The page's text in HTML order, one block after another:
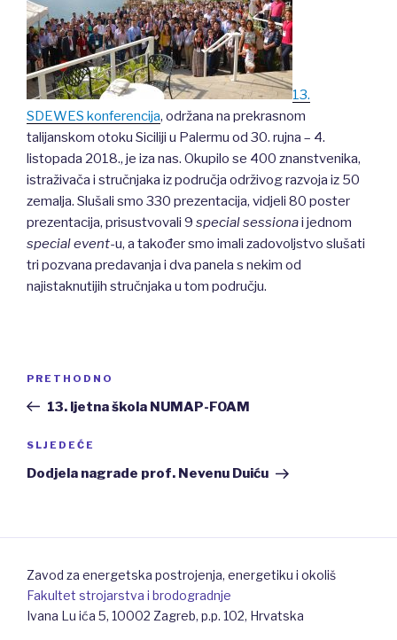
13.
SDEWES konferencija, održana na prekrasnom
talijanskom otoku Siciliji u Palermu od 30. rujna – 4.
listopada 2018., je iza nas. Okupilo se 400 znanstvenika,
istraživača i stručnjaka iz područja održivog razvoja iz 50
zemalja. Slušali smo 330 prezentacija, vidjeli 80 poster
prezentacija, prisustvovali 9 special sessionai jednom
special event-u, a također smo imali zadovoljstvo slušati
tri pozvana predavanja i dva panela s nekim od
najistaknutijih stručnjaka u tom području.
Prethodna
objava
PRETHODNO
13. ljetna škola NUMAP-FOAM
Sljedeća
objava
SLJEDEĆE
Dodjela nagrade prof. Nevenu Duiću
Zavod za energetska postrojenja, energetiku i okoliš
Fakultet strojarstva i brodogradnje
Ivana Lu ića 5, 10002 Zagreb, p.p. 102, Hrvatska